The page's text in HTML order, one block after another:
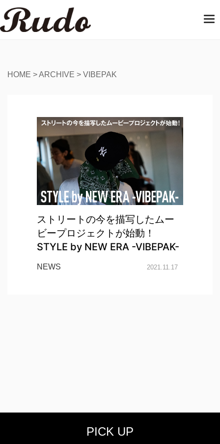
T
HOME >ARCHIVE > VIBEPAK
ストリートの今を描写したムー
ビープロジェクトが始動！
STYLE by NEW ERA -VIBEPAK-
NEWS 2021.11.17
PICK UP